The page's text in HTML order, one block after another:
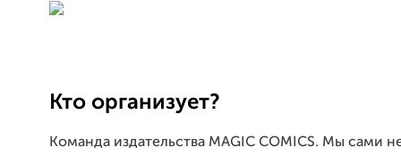
Кто организует?
Команда издательства MAGIC COMICS. Мы сами